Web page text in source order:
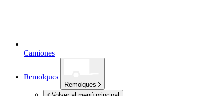
Camiones
Remolques
Remolques